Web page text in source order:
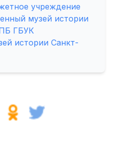
учреждение
музей истории
ГБУК
истории Санкт-